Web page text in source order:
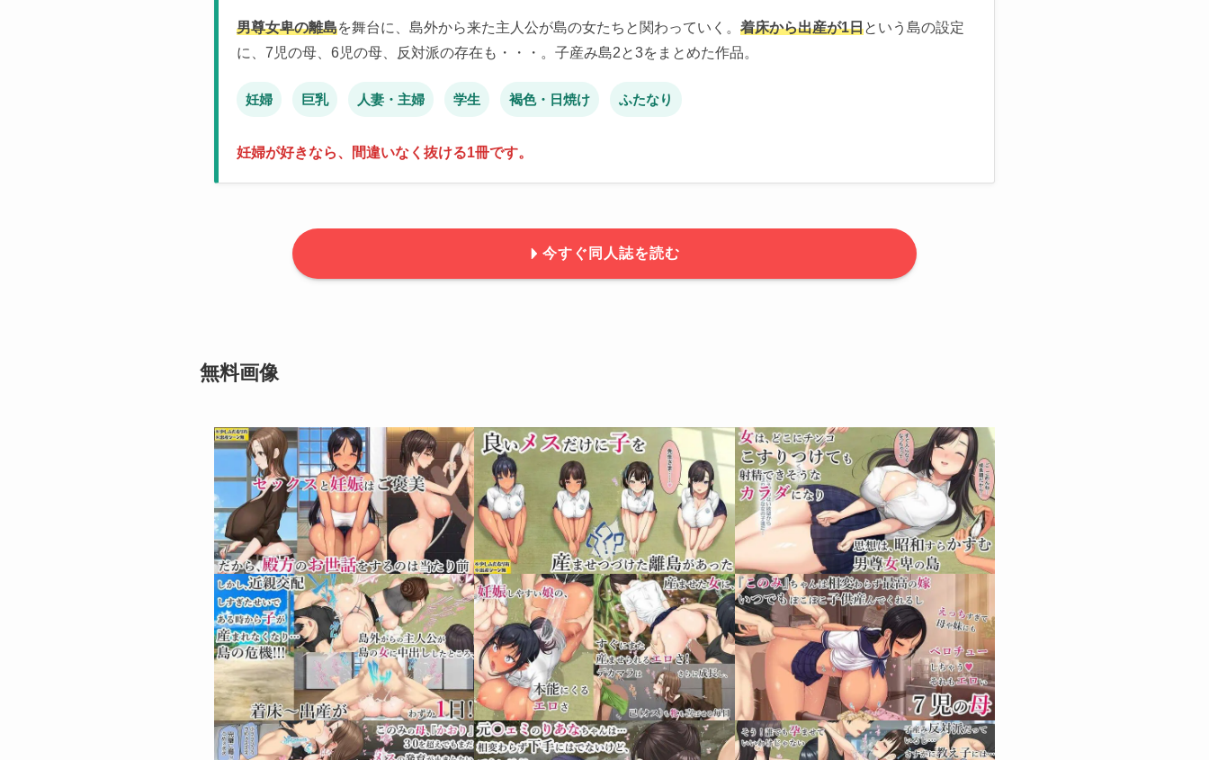
男尊女卑の離島を舞台に、島外から来た主人公が島の女たちと関わっていく。 着床から出産が1日という島の設定
に、7児の母、6児の母、反対派の存在も・・・。子産み島2と3をまとめた作品。
妊婦 巨乳 人妻・主婦 学生 褐色・日焼け ふたなり
妊婦が好きなら、間違いなく抜ける1冊です。
今すぐ同人誌を読む
無料画像